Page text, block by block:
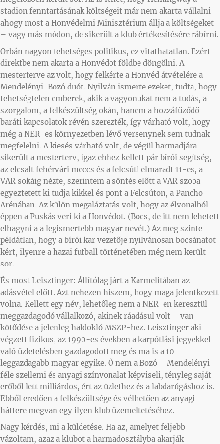
stadion fenntartásának költségeit már nem akarta vállalni –
ahogy most a Honvédelmi Minisztérium állja a költségeket
– vagy más módon, de sikerült a klub értékesítésére rábírni.
Orbán nagyon tehetséges politikus, ez vitathatatlan. Ezért
direktbe nem akarta a Honvédot földbe döngölni. A
mesterterve az volt, hogy felkérte a Honvéd átvételére a
Mendelényi-Bozó duót. Nyilván ismerte ezeket, tudta, hogy
tehetségtelen emberek, akik a vagyonukat nem a tudás, a
szorgalom, a felkészültség okán, hanem a hozzáfűződő
baráti kapcsolatok révén szerezték, így várható volt, hogy
még a NER-es környezetben lévő versenynek sem tudnak
megfelelni. A kiesés várható volt, de végül harmadjára
sikerült a mesterterv, igaz ehhez kellett pár bírói segítség,
az elcsalt fehérvári meccs és a felcsúti elmaradt 11-es, a
VAR sokáig nézte, szerintem a söntés előtt a VAR szoba
egyeztetett ki tudja kikkel és pont a Felcsúton, a Pancho
Arénában. Az külön megaláztatás volt, hogy az élvonalból
éppen a Puskás veri ki a Honvédot. (Bocs, de itt nem lehetett
elhagyni a a legismertebb magyar nevét.) Az meg szinte
példátlan, hogy a bírói kar vezetője nyilvánosan bocsánatot
kért, ilyenre a hazai futball történetében még nem került
sor.
És most Leisztinger: Állítólag járt a Karmelitában az
adásvétel előtt. Azt nehezen hiszem, hogy maga jelentkezett
volna. Kellett egy név, lehetőleg nem a NER-en keresztül
meggazdagodó vállalkozó, akinek ráadásul volt – van
kötődése a jelenleg haldokló MSZP-hez. Leisztinger aki
végzett fizikus, az 1990-es években a karpótlási jegyekkel
való üzletelésben gazdagodott meg és ma is a 10
leggazdagabb magyar egyike. Ő nem a Bozó – Mendelényi-
féle szellemi és anyagi színvonalat képviseli, tényleg saját
erőből lett milliárdos, ért az üzlethez és a labdarúgáshoz is.
Ebből eredően a felkészültsége és vélhetően az anyagi
háttere megvan egy ilyen klub üzemeltetéséhez.
Nagy kérdés, mi a küldetése. Ha az, amelyet feljebb
vázoltam, azaz a klubot a harmadosztályba akarják